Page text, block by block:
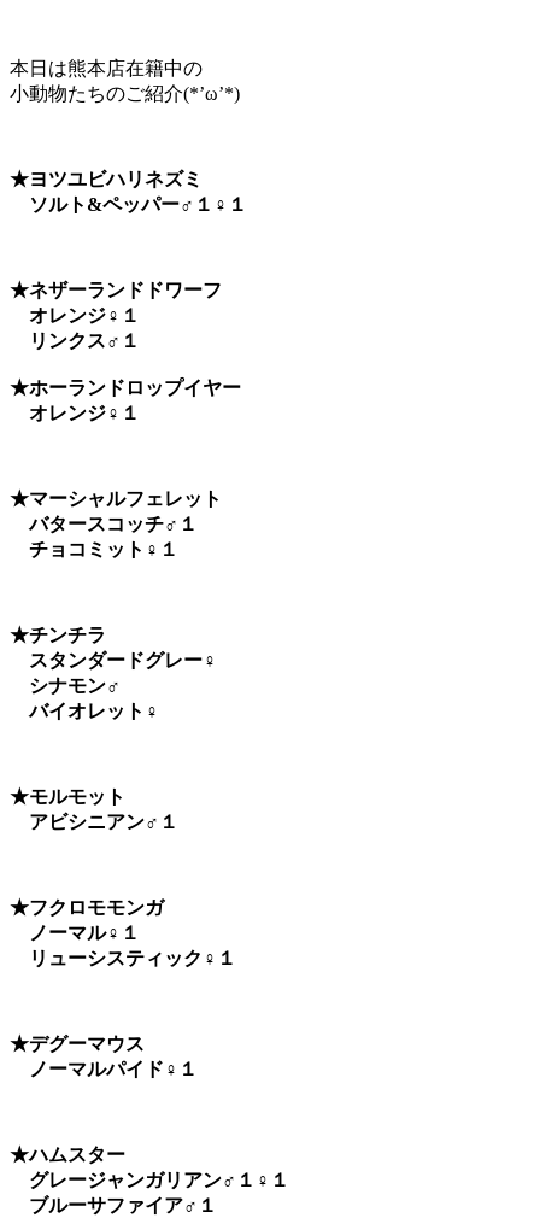
本日は熊本店在籍中の
小動物たちのご紹介(*’ω’*)
★ヨツユビハリネズミ
ソルト&ペッパー♂１♀１
★ネザーランドドワーフ
オレンジ♀１
リンクス♂１
★ホーランドロップイヤー
オレンジ♀１
★マーシャルフェレット
バタースコッチ♂１
チョコミット♀１
★チンチラ
スタンダードグレー♀
シナモン♂
バイオレット♀
★モルモット
アビシニアン♂１
★フクロモモンガ
ノーマル♀１
リューシスティック♀１
★デグーマウス
ノーマルパイド♀１
★ハムスター
グレージャンガリアン♂１♀１
ブルーサファイア♂１